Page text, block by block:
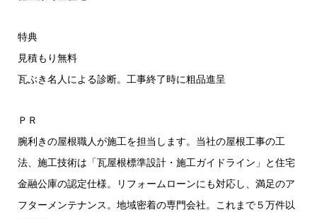
特典
見積もり無料
瓦ぶき名人による診断。工事終了時に粗品進呈
ＰＲ
腕利きの屋根職人が施工を担当します。当社の屋根工事の工
法、施工技術は「瓦屋根標準設計・施工ガイドライン」と住宅
金融公庫の認定仕様。リフォームローンにも対応し、満足のア
フターメンテナンス。地域密着の専門会社。これまで５万件以